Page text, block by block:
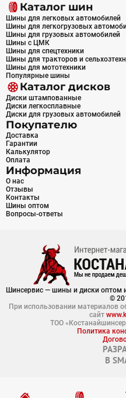
Каталог шин
Шины для легковых автомобилей
Шины для легкогрузовых
Шины для грузовых автомобилей
Шины с ЦМК
Шины для спецтехники
Шины для тракторов и
Шины для мототехники
Популярные шины
Каталог дисков
Диски штампованные
Диски легкосплавные
Диски для грузовых автомобилей
Покупателю
Доставка
Гарантии
Калькулятор
Оплата
Информация
О нас
Отзывы
Контакты
Шины оптом
Вопросы-ответы
Шинсервис — шины и диски оптом
©
При использовании материалов
сайт
ТОО
Политика
В